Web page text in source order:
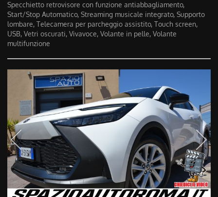
Specchietto retrovisore con funzione antiabbagliamento,
Start/Stop Automatico, Streaming musicale integrato, Supporto
lombare, Telecamera per parcheggio assistito, Touch screen,
USB, Vetri oscurati, Vivavoce, Volante in pelle, Volante
multifunzione